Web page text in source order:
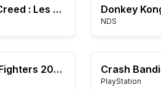
Assassin's Creed : Les Chroniques d'Altaïr
NDS
The King of Fighters 2002 Magic Plus II
PlayStation